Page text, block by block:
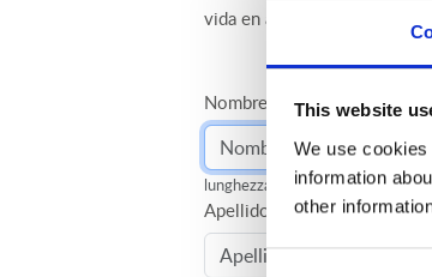
This website
We use
information
other
Consent
vida en autocaravana.
Nombre
lunghezza massima: 256 caratteri
Apellido